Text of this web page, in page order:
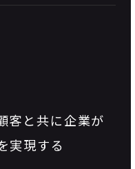
客と共に企業が
実現する